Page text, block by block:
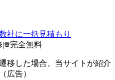
社に一括見積もり
| 完全無料
移した場合、当サイトが紹介
広告）